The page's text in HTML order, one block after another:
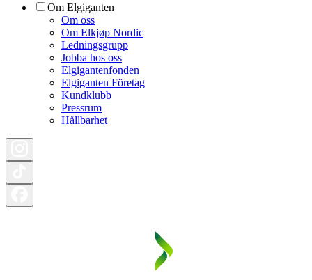
Om Elgiganten
Om oss
Om Elkjøp Nordic
Ledningsgrupp
Jobba hos oss
Elgigantenfonden
Elgiganten Företag
Kundklubb
Pressrum
Hållbarhet